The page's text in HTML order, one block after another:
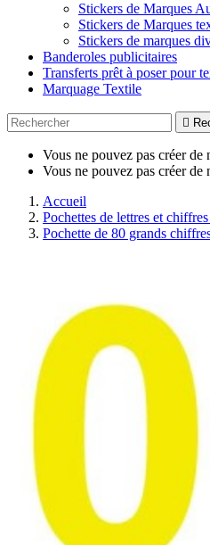
Stickers de Marques
Stickers de Marques
Stickers de marques
Banderoles publicitaires
Transferts prêt à poser pour
Marquage Textile

Vous ne pouvez pas créer
Vous ne pouvez pas créer
Accueil
Pochettes de lettres et
Pochette de 80 grands